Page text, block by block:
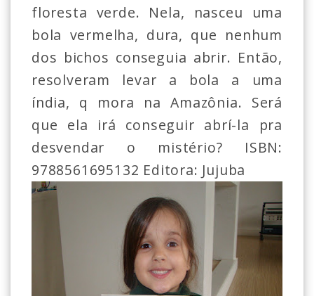
floresta verde. Nela, nasceu uma
bola vermelha, dura, que nenhum
dos bichos conseguia abrir. Então,
resolveram levar a bola a uma
índia, q mora na Amazônia. Será
que ela irá conseguir abrí-la pra
desvendar o mistério? ISBN:
9788561695132 Editora: Jujuba